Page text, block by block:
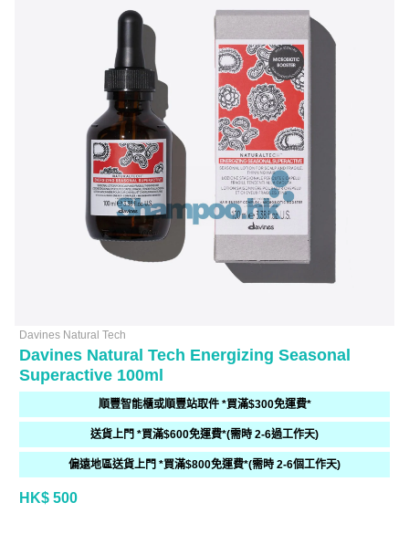
Davines Natural Tech
Davines Natural Tech Energizing Seasonal
Superactive 100ml
順豐智能櫃或順豐站取件 *買滿$300免運費*
送貨上門 *買滿$600免運費*(需時 2-6過工作天)
偏遠地區送貨上門 *買滿$800免運費*(需時 2-6個工作天)
HK$ 500